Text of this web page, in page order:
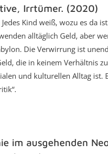
Irrtümer. (2020)
Kind weiß, wozu es da
alltäglich Geld, aber
Die Verwirrung ist
die in keinem Verhältnis
und kulturellen Alltag ist.
im ausgehenden